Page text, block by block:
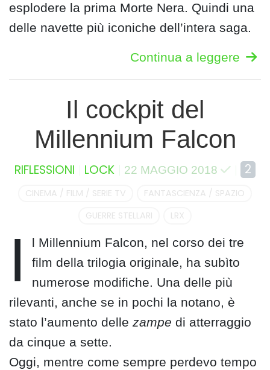
esplodere la prima Morte Nera. Quindi una
delle navette più iconiche dell’intera saga.
Continua a leggere
Il cockpit del
Millennium Falcon
RIFLESSIONI LOCK 22 MAGGIO 2018 2
CINEMA / FILM / SERIE TV
FANTASCIENZA / SPAZIO
GUERRE STELLARI
LRX
I
l Millennium Falcon, nel corso dei tre
film della trilogia originale, ha subìto
numerose modifiche. Una delle più
rilevanti, anche se in pochi la notano, è
stato l’aumento delle zampe di atterraggio
da cinque a sette.
Oggi, mentre come sempre perdevo tempo